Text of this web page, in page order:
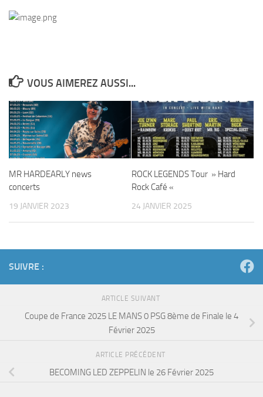
VOUS AIMEREZ AUSSI...
MR HARDEARLY news
concerts
19 JANVIER 2023
ROCK LEGENDS Tour » Hard
Rock Café «
24 JANVIER 2025
SUIVRE :
ARTICLE SUIVANT
Coupe de France 2025 LE MANS 0 PSG 8ème de Finale le 4
Février 2025
ARTICLE PRÉCÉDENT
BECOMING LED ZEPPELIN le 26 Février 2025